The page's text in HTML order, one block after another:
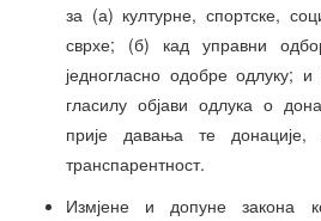
за (а) културне, спортске,
сврхе; (б) кад управни
једногласно одобре одлуку;
гласилу објави одлука о
прије давања те
транспарентност.
Измјене и допуне закона